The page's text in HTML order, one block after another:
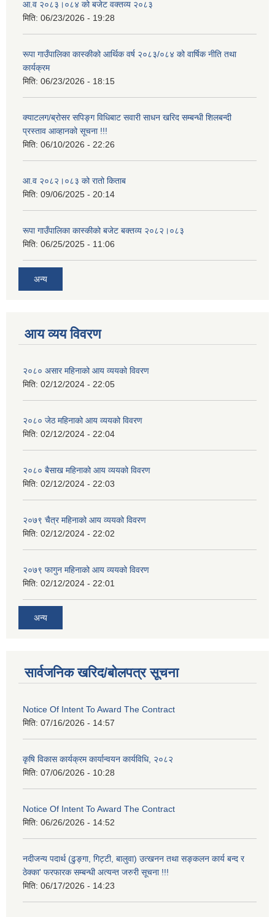
आ.व २०८३।०८४ को बजेट वक्तव्य २०८३
मिति: 06/23/2026 - 19:28
रूपा गाउँपालिका कास्कीको आर्थिक वर्ष २०८३/०८४ को वार्षिक नीति तथा
कार्यक्रम
मिति: 06/23/2026 - 18:15
क्याटलग/ब्रोसर सपिङ्ग विधिबाट सवारी साधन खरिद सम्बन्धी शिलबन्दी
प्रस्ताव आव्हानको सूचना !!!
मिति: 06/10/2026 - 22:26
आ.व २०८२।०८३ को रातो किताब
मिति: 09/06/2025 - 20:14
रूपा गाउँपालिका कास्कीको बजेट बक्तव्य २०८२।०८३
मिति: 06/25/2025 - 11:06
अन्य
आय व्यय विवरण
२०८० असार महिनाको आय व्ययको विवरण
मिति: 02/12/2024 - 22:05
२०८० जेठ महिनाको आय व्ययको विवरण
मिति: 02/12/2024 - 22:04
२०८० बैसाख महिनाको आय व्ययको विवरण
मिति: 02/12/2024 - 22:03
२०७९ चैत्र महिनाको आय व्ययको विवरण
मिति: 02/12/2024 - 22:02
२०७९ फागुन महिनाको आय व्ययको विवरण
मिति: 02/12/2024 - 22:01
अन्य
सार्वजनिक खरिद/बोलपत्र सूचना
Notice Of Intent To Award The Contract
मिति: 07/16/2026 - 14:57
कृषि विकास कार्यक्रम कार्यान्वयन कार्यविधि, २०८२
मिति: 07/06/2026 - 10:28
Notice Of Intent To Award The Contract
मिति: 06/26/2026 - 14:52
नदीजन्य पदार्थ (ढुङ्गा, गिट्टी, बालुवा) उत्खनन तथा सङ्कलन कार्य बन्द र
ठेक्का' फरफारक सम्बन्धी अत्यन्त जरुरी सूचना !!!
मिति: 06/17/2026 - 14:23